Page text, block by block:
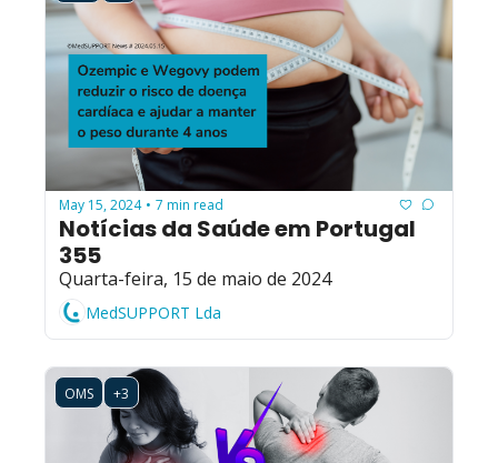
May 15, 2024 • 7 min read
Notícias da Saúde em Portugal
355
Quarta-feira, 15 de maio de 2024
MedSUPPORT Lda
OMS +3